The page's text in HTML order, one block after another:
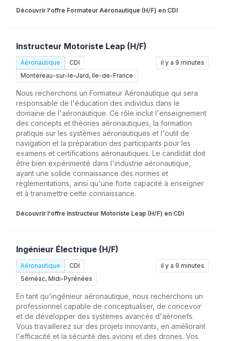
Découvrir l'offre Formateur Aéronautique (H/F) en CDI
Instructeur Motoriste Leap (H/F)
Aéronautique
CDI
Montereau-sur-le-Jard, Ile-de-France
il y a 9 minutes
Nous recherchons un Formateur Aéronautique qui sera
responsable de l'éducation des individus dans le
domaine de l'aéronautique. Ce rôle inclut l'enseignement
des concepts et théories aéronautiques, la formation
pratique sur les systèmes aéronautiques et l'outil de
navigation et la préparation des participants pour les
examens et certifications aéronautiques. Le candidat doit
être bien expérimenté dans l'industrie aéronautique,
ayant une solide connaissance des normes et
règlementations, ainsi qu'une forte capacité à enseigner
et à transmettre cette connaissance.
Découvrir l'offre Instructeur Motoriste Leap (H/F) en CDI
Ingénieur Électrique (H/F)
Aéronautique
CDI
Séméac, Midi-Pyrénées
il y a 9 minutes
En tant qu'ingénieur aéronautique, nous recherchons un
professionnel capable de conceptualiser, de concevoir
et de développer des systèmes avancés d'aéronefs.
Vous travaillerez sur des projets innovants, en améliorant
l'efficacité et la sécurité des avions et des drones. Vos